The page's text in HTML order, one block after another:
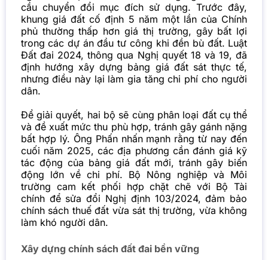
cầu chuyển đổi mục đích sử dụng. Trước đây,
khung giá đất cố định 5 năm một lần của Chính
phủ thường thấp hơn giá thị trường, gây bất lợi
trong các dự án đầu tư công khi đền bù đất. Luật
Đất đai 2024, thông qua Nghị quyết 18 và 19, đã
định hướng xây dựng bảng giá đất sát thực tế,
nhưng điều này lại làm gia tăng chi phí cho người
dân.
Để giải quyết, hai bộ sẽ cùng phân loại đất cụ thể
và đề xuất mức thu phù hợp, tránh gây gánh nặng
bất hợp lý. Ông Phấn nhấn mạnh rằng từ nay đến
cuối năm 2025, các địa phương cần đánh giá kỹ
tác động của bảng giá đất mới, tránh gây biến
động lớn về chi phí. Bộ Nông nghiệp và Môi
trường cam kết phối hợp chặt chẽ với Bộ Tài
chính để sửa đổi Nghị định 103/2024, đảm bảo
chính sách thuế đất vừa sát thị trường, vừa không
làm khó người dân.
Xây dựng chính sách đất đai bền vững